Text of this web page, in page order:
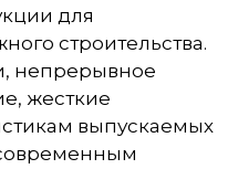
для
строительства.
непрерывное
жесткие
выпускаемых